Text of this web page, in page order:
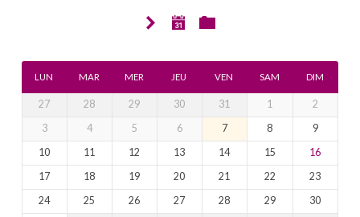
LUN MAR MER JEU VEN SAM DIM
27 28 29 30 31 1
2
3
4 5 6 7 8
9
10
11 12 13 14 15
16
17
18 19 20 21 22
23
24
25 26 27 28 29
30